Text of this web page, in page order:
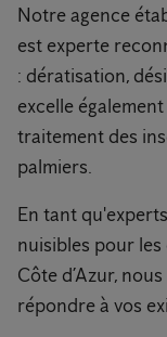
Notre agence
est experte
: dératisation,
excelle
traitement des
palmiers.
En tant
nuisibles pour
Côte d’Azur,
répondre à vos